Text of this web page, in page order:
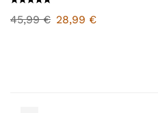
45,99€ 28,99 €